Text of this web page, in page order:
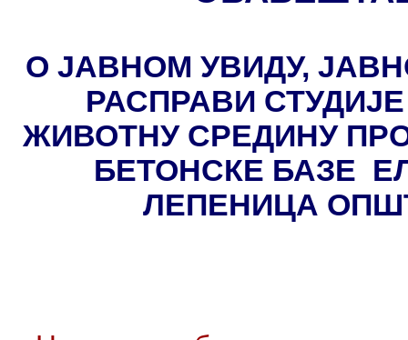
О ЈАВНОМ УВИДУ,
РАСПРАВИ
ЖИВОТНУ СРЕДИНУ
БЕТОНСКЕ БАЗЕ
ЛЕПЕНИЦА